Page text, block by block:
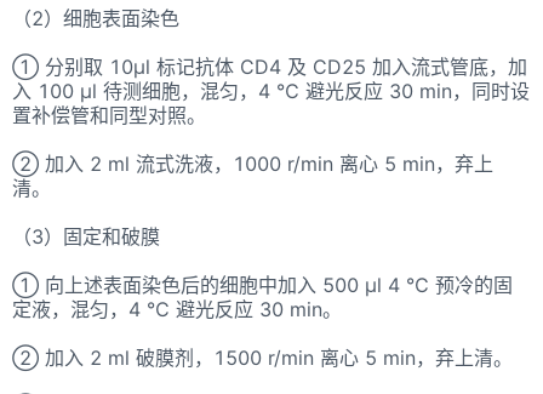
（2）细胞表面染色
① 分别取 10μl 标记抗体 CD4 及 CD25 加入流式管底，加
入 100 μl 待测细胞，混匀，4 ℃ 避光反应 30 min，同时设
置补偿管和同型对照。
② 加入 2 ml 流式洗液，1000 r/min 离心 5 min，弃上
清。
（3）固定和破膜
① 向上述表面染色后的细胞中加入 500 μl 4 ℃ 预冷的固
定液，混匀，4 ℃ 避光反应 30 min。
② 加入 2 ml 破膜剂，1500 r/min 离心 5 min，弃上清。